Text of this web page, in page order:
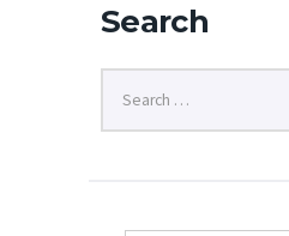
Search